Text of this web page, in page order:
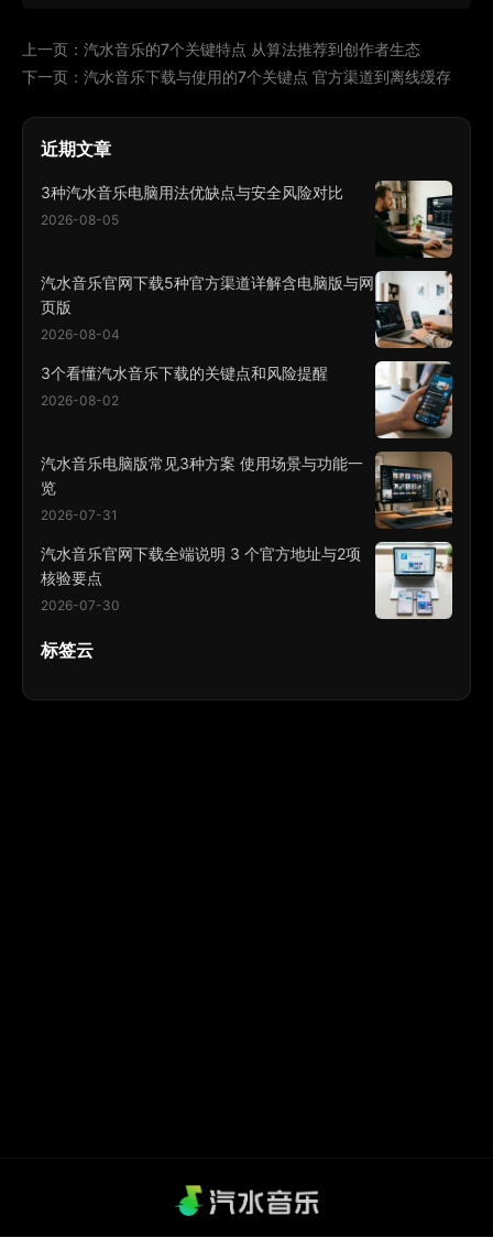
上一页： 汽水音乐的7个关键特点 从算法推荐到创作者生态
下一页： 汽水音乐下载与使用的7个关键点 官方渠道到离线缓存
近期文章
3种汽水音乐电脑用法优缺点与安全风险对比
2026-08-05
汽水音乐官网下载5种官方渠道详解含电脑版与网
页版
2026-08-04
3个看懂汽水音乐下载的关键点和风险提醒
2026-08-02
汽水音乐电脑版常见3种方案 使用场景与功能一
览
2026-07-31
汽水音乐官网下载全端说明 3 个官方地址与2项
核验要点
2026-07-30
标签云